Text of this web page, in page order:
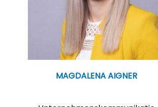
MAGDALENA AIGNER